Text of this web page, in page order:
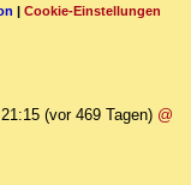
| Cookie-Einstellungen
(vor 469 Tagen) @